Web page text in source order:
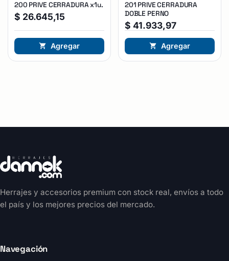
200 PRIVE CERRADURA x1u.
$ 26.645,15
Agregar
201 PRIVE CERRADURA
DOBLE PERNO
$ 41.933,97
Agregar
Herrajes y accesorios premium con stock real, envíos a todo
el país y los mejores precios del mercado.
Navegación